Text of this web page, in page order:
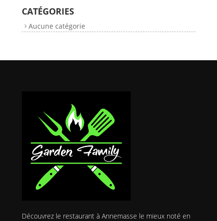
CATÉGORIES
Aucune catégorie
Découvrez le restaurant à Annemasse le mieux noté en